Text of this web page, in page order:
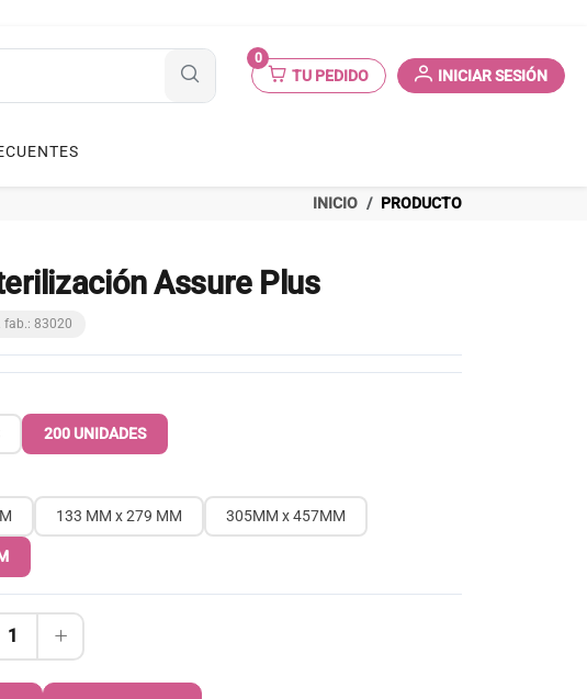
0
TU PEDIDO INICIAR SESIÓN
INICIO PRODUCTO
Assure Plus
fab.: 83020
200 UNIDADES
133 MM x 279 MM 305MM x 457MM
1